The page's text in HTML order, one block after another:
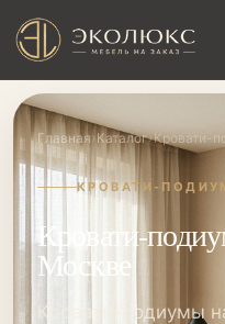
Главная›Каталог›Кровати-
КРОВАТИ-
Кровати-
Москве
Кровати-подиумы